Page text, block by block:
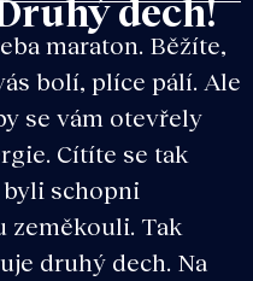
dech!
maraton. Běžíte,
bolí, plíce pálí. Ale
se vám otevřely
Cítíte se tak
schopni
zeměkouli. Tak
druhý dech. Na